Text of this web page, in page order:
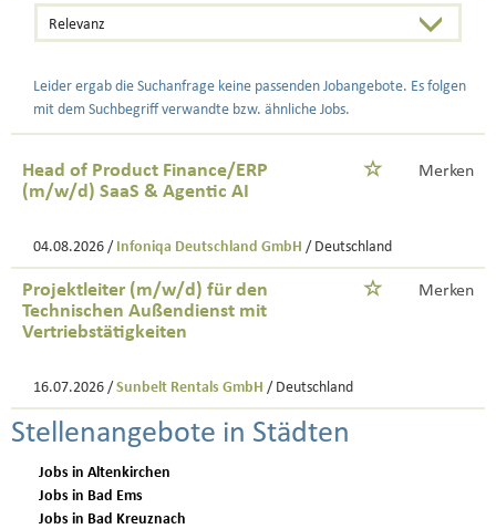
Leider ergab die Suchanfrage keine passenden Jobangebote. Es folgen
mit dem Suchbegriff verwandte bzw. ähnliche Jobs.
Head of Product Finance/ERP
(m/w/d) SaaS & Agentic AI
Merken
04.08.2026 / Infoniqa Deutschland GmbH / Deutschland
Projektleiter (m/w/d) für den
Technischen Außendienst mit
Vertriebstätigkeiten
Merken
16.07.2026 / Sunbelt Rentals GmbH / Deutschland
Stellenangebote in Städten
Jobs in Altenkirchen
Jobs in Bad Ems
Jobs in Bad Kreuznach